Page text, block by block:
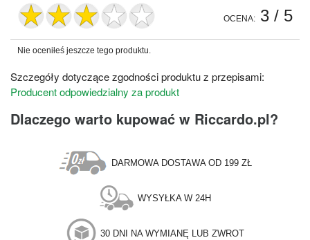
OCENA: 3 / 5
Nie oceniłeś jeszcze tego produktu.
Szczegóły dotyczące zgodności produktu z przepisami:
Producent odpowiedzialny za produkt
Dlaczego warto kupować w Riccardo.pl?
DARMOWA DOSTAWA OD 199 ZŁ
WYSYŁKA W 24H
30 DNI NA WYMIANĘ LUB ZWROT